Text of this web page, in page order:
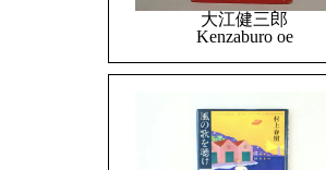
大江健三郎
Kenzaburo oe